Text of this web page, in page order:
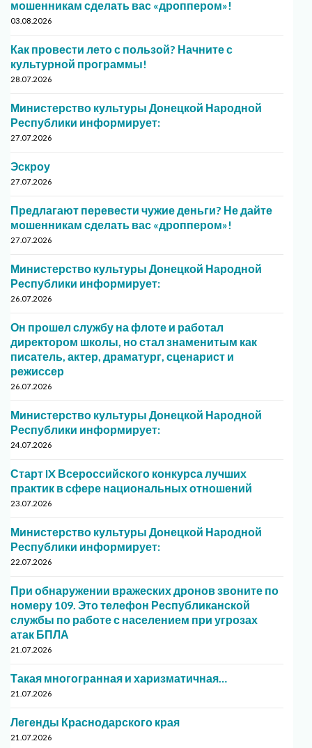
мошенникам сделать вас «дроппером»!
03.08.2026
Как провести лето с пользой? Начните с
культурной программы!
28.07.2026
Министерство культуры Донецкой Народной
Республики информирует:
27.07.2026
Эскроу
27.07.2026
Предлагают перевести чужие деньги? Не дайте
мошенникам сделать вас «дроппером»!
27.07.2026
Министерство культуры Донецкой Народной
Республики информирует:
26.07.2026
Он прошел службу на флоте и работал
директором школы, но стал знаменитым как
писатель, актер, драматург, сценарист и
режиссер
26.07.2026
Министерство культуры Донецкой Народной
Республики информирует:
24.07.2026
Старт IX Всероссийского конкурса лучших
практик в сфере национальных отношений
23.07.2026
Министерство культуры Донецкой Народной
Республики информирует:
22.07.2026
При обнаружении вражеских дронов звоните по
номеру 109. Это телефон Республиканской
службы по работе с населением при угрозах
атак БПЛА
21.07.2026
Такая многогранная и харизматичная…
21.07.2026
Легенды Краснодарского края
21.07.2026